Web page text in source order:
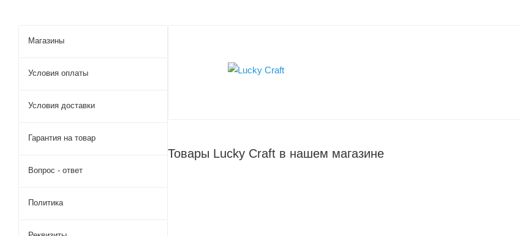
Товары Lucky Craft в нашем магазине
Магазины
Условия оплаты
Условия доставки
Гарантия на товар
Вопрос - ответ
Политика